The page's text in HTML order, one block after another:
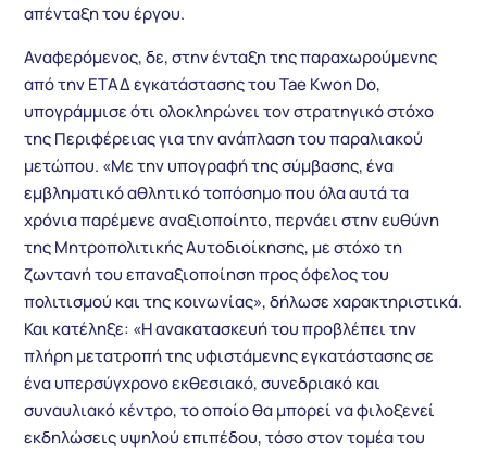
απένταξη του έργου.
Αναφερόμενος, δε, στην ένταξη της παραχωρούμενης
από την ΕΤΑΔ εγκατάστασης του Tae Kwon Do,
υπογράμμισε ότι ολοκληρώνει τον στρατηγικό στόχο
της Περιφέρειας για την ανάπλαση του παραλιακού
μετώπου. «Με την υπογραφή της σύμβασης, ένα
εμβληματικό αθλητικό τοπόσημο που όλα αυτά τα
χρόνια παρέμενε αναξιοποίητο, περνάει στην ευθύνη
της Μητροπολιτικής Αυτοδιοίκησης, με στόχο τη
ζωντανή του επαναξιοποίηση προς όφελος του
πολιτισμού και της κοινωνίας», δήλωσε χαρακτηριστικά.
Και κατέληξε: «Η ανακατασκευή του προβλέπει την
πλήρη μετατροπή της υφιστάμενης εγκατάστασης σε
ένα υπερσύγχρονο εκθεσιακό, συνεδριακό και
συναυλιακό κέντρο, το οποίο θα μπορεί να φιλοξενεί
εκδηλώσεις υψηλού επιπέδου, τόσο στον τομέα του